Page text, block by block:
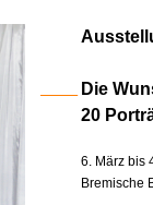
Die
20
6. März bis
Bremische